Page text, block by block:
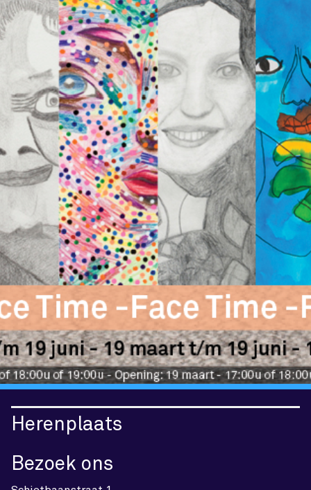
Herenplaats
Bezoek ons